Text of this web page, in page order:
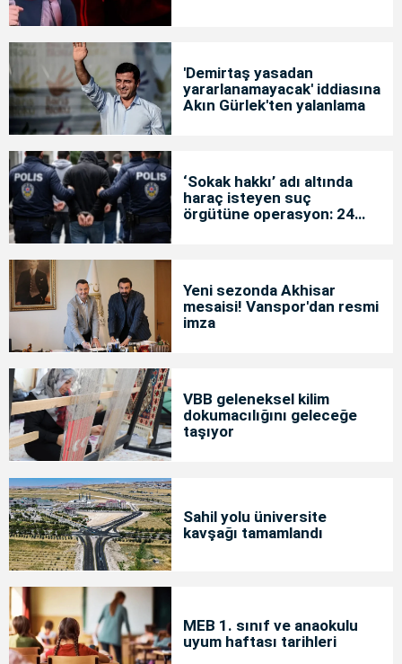
'Demirtaş yasadan
yararlanamayacak' iddiasına
Akın Gürlek'ten yalanlama
‘Sokak hakkı’ adı altında
haraç isteyen suç
örgütüne operasyon: 24
Yeni sezonda Akhisar
mesaisi! Vanspor'dan resmi
imza
VBB geleneksel kilim
dokumacılığını geleceğe
taşıyor
Sahil yolu üniversite
kavşağı tamamlandı
MEB 1. sınıf ve anaokulu
uyum haftası tarihleri